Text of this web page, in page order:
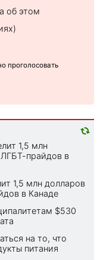
об этом
проголосовать
1,5 млн
ЛГБТ-прайдов в
1,5 млн долларов
в Канаде
$530
на то, что
питания